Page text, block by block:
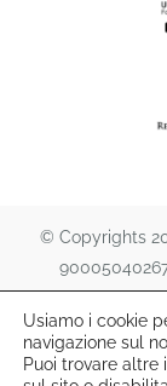
© Copyrights
A151474 |
Usiamo i cookie
navigazione sul
Puoi trovare altre